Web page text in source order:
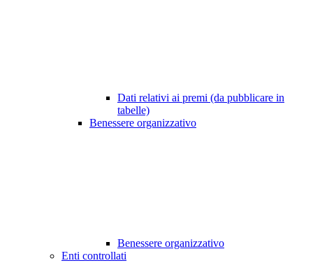
Dati relativi ai premi (da pubblicare in
tabelle)
Benessere organizzativo
Benessere organizzativo
Enti controllati